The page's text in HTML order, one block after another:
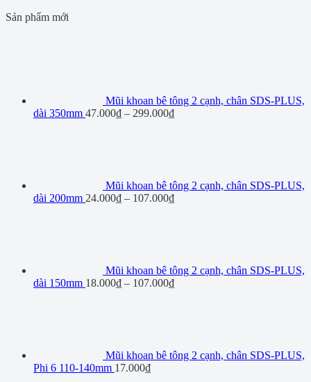
Sản phẩm mới
Mũi khoan bê tông 2 cạnh, chân SDS-PLUS,
dài 350mm 47.000₫ – 299.000₫
Mũi khoan bê tông 2 cạnh, chân SDS-PLUS,
dài 200mm 24.000₫ – 107.000₫
Mũi khoan bê tông 2 cạnh, chân SDS-PLUS,
dài 150mm 18.000₫ – 107.000₫
Mũi khoan bê tông 2 cạnh, chân SDS-PLUS,
Phi 6 110-140mm 17.000₫